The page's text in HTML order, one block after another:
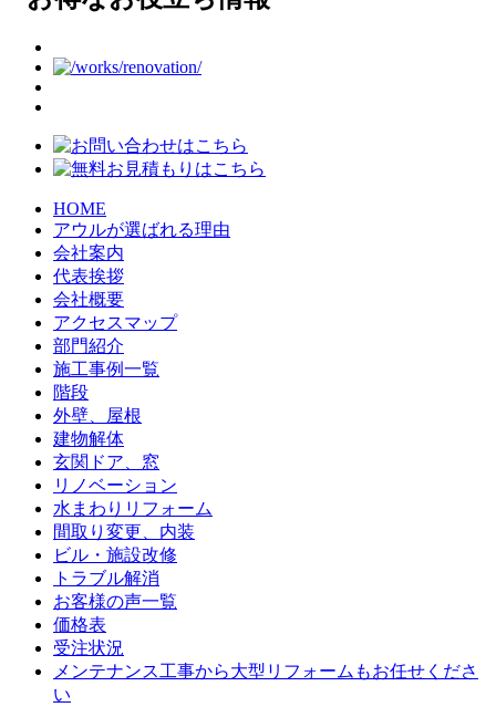
HOME
アウルが選ばれる理由
会社案内
代表挨拶
会社概要
アクセスマップ
部門紹介
施工事例一覧
階段
外壁、屋根
建物解体
玄関ドア、窓
リノベーション
水まわりリフォーム
間取り変更、内装
ビル・施設改修
トラブル解消
お客様の声一覧
価格表
受注状況
メンテナンス工事から大型リフォームもお任せくださ
い